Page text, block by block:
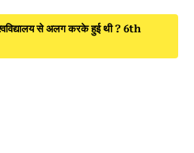
से अलग करके हुई थी ? 6th